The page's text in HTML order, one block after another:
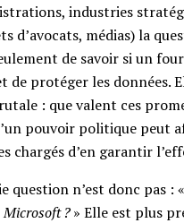
industries
d’avocats, médias) la
de savoir si un
de protéger les données.
: que valent ces
pouvoir politique peut
chargés d’en garantir
question n’est donc pas :
?» Elle est plus